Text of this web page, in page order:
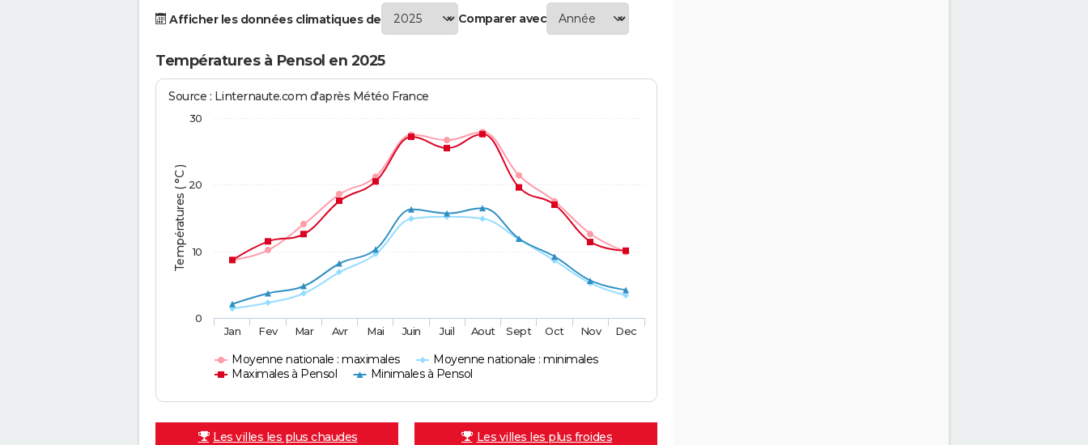
Afficher les données climatiques de Comparer avec
Températures à Pensol en 2025
Températures ( °C )
Source : Linternaute.com d'après Météo France
Moyenne nationale : maximales
Moyenne nationale : minimales
Maximales à Pensol
Minimales à Pensol
Jan Fev Mar Avr Mai Juin Juil Aout Sept Oct Nov Dec
0
10
20
30
Les villes les plus chaudes Les villes les plus froides